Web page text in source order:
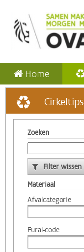
Home
Cirkeltips
Zoeken
Filter wissen
Materiaal
Afvalcategorie
Eural-code